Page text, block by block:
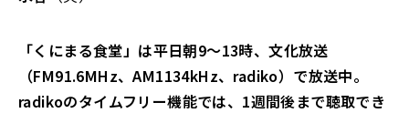
「くにまる食堂」は平日朝9～13時、文化放送
（FM91.6MHz、AM1134kHz、radiko）で放送中。
radikoのタイムフリー機能では、1週間後まで聴取でき